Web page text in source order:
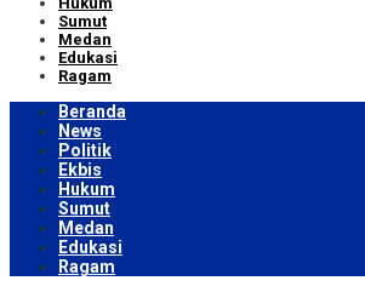
Sumut
Medan
Edukasi
Ragam
Beranda
News
Politik
Ekbis
Hukum
Sumut
Medan
Edukasi
Ragam